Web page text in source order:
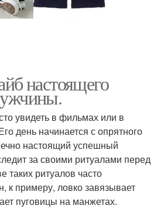
настоящего
увидеть в фильмах или в
день начинается с опрятного
настоящий успешный
за своими ритуалами перед
таких ритуалов часто
к примеру, ловко завязывает
пуговицы на манжетах.